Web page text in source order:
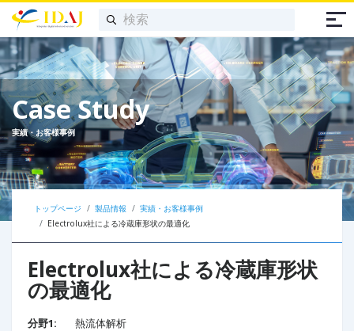
Case Study
実績・お客様事例
トップページ 製品情報
実績・お客様事例
Electrolux社による冷蔵庫形状の最適化
Electrolux社による冷蔵庫形状
の最適化
分野1:
熱流体解析